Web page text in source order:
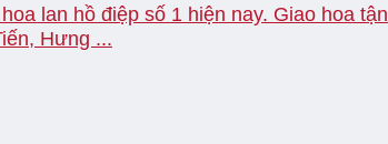
lan hồ điệp số 1 hiện nay. Giao hoa tận
Hưng ...